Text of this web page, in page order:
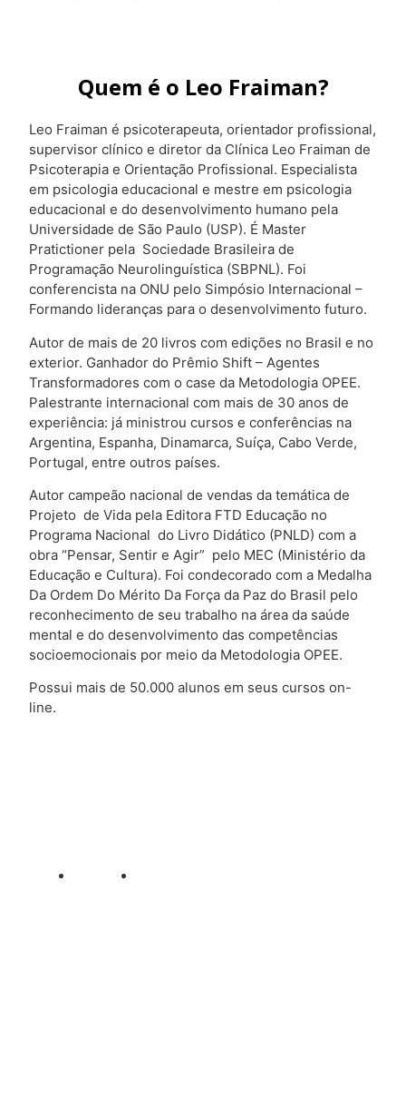
Quem é o Leo Fraiman?
Leo Fraiman é psicoterapeuta, orientador profissional,
supervisor clínico e diretor da Clínica Leo Fraiman de
Psicoterapia e Orientação Profissional. Especialista
em psicologia educacional e mestre em psicologia
educacional e do desenvolvimento humano pela
Universidade de São Paulo (USP). É Master
Pratictioner pela Sociedade Brasileira de
Programação Neurolinguística (SBPNL). Foi
conferencista na ONU pelo Simpósio Internacional –
Formando lideranças para o desenvolvimento futuro.
Autor de mais de 20 livros com edições no Brasil e no
exterior. Ganhador do Prêmio Shift – Agentes
Transformadores com o case da Metodologia OPEE.
Palestrante internacional com mais de 30 anos de
experiência: já ministrou cursos e conferências na
Argentina, Espanha, Dinamarca, Suíça, Cabo Verde,
Portugal, entre outros países.
Autor campeão nacional de vendas da temática de
Projeto de Vida pela Editora FTD Educação no
Programa Nacional do Livro Didático (PNLD) com a
obra “Pensar, Sentir e Agir” pelo MEC (Ministério da
Educação e Cultura). Foi condecorado com a Medalha
Da Ordem Do Mérito Da Força da Paz do Brasil pelo
reconhecimento de seu trabalho na área da saúde
mental e do desenvolvimento das competências
socioemocionais por meio da Metodologia OPEE.
Possui mais de 50.000 alunos em seus cursos on-
line.
22/06 19:30